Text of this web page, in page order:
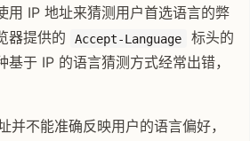
用 IP 地址来猜测用户首选语言的弊
器提供的
Accept-Language
标头的
于 IP 的语言猜测方式经常出错，
并不能准确反映用户的语言偏好，